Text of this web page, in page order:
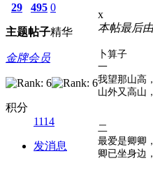
29
主题
495
帖子
0
精华
金牌会员
积分
1114
发消息
x
本帖最后
卜算子
一
我望那山高
山外又高山
二
最爱是卿卿
卿已坐身边